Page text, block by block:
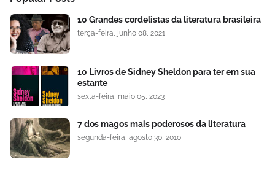
10 Grandes cordelistas da literatura brasileira
terça-feira, junho 08, 2021
10 Livros de Sidney Sheldon para ter em sua
estante
sexta-feira, maio 05, 2023
7 dos magos mais poderosos da literatura
segunda-feira, agosto 30, 2010